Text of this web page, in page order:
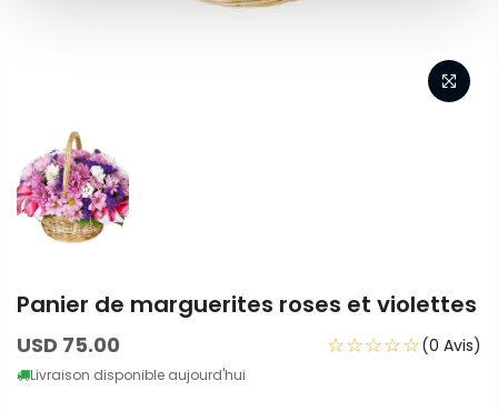
Panier de marguerites roses et violettes
USD 75.00
Livraison disponible aujourd'hui
☆☆☆☆☆(0 Avis)